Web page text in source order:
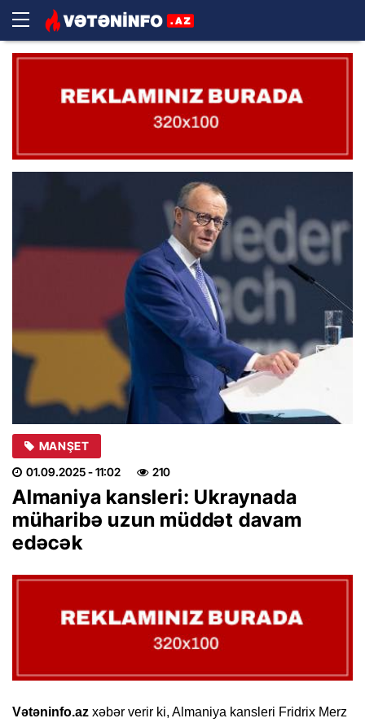
MANŞET
01.09.2025- 11:02 210
Almaniya kansleri: Ukraynada
müharibə uzun müddət davam
edəcək
Vətəninfo.az xəbər verir ki, Almaniya kansleri Fridrix Merz